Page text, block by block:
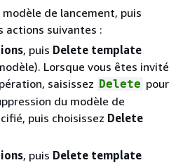
de lancement, puis
actions suivantes :
, puis Delete template
Lorsque vous êtes invité
saisissez Delete pour
du modèle de
puis choisissez Delete
, puis Delete template